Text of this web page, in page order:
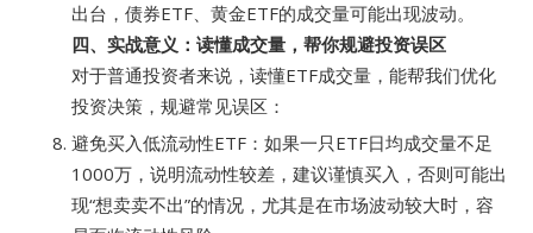
出台，债券ETF、黄金ETF的成交量可能出现波动。
四、实战意义：读懂成交量，帮你规避投资误区
对于普通投资者来说，读懂ETF成交量，能帮我们优化
投资决策，规避常见误区：
避免买入低流动性ETF：如果一只ETF日均成交量不足
1000万，说明流动性较差，建议谨慎买入，否则可能出
现“想卖卖不出”的情况，尤其是在市场波动较大时，容